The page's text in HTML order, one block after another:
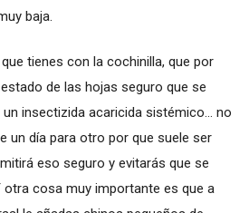
baja.
tienes con la cochinilla, que por
de las hojas seguro que se
insectizida acaricida sistémico... no
un día para otro por que suele ser
eso seguro y evitarás que se
otra cosa muy importante es que a